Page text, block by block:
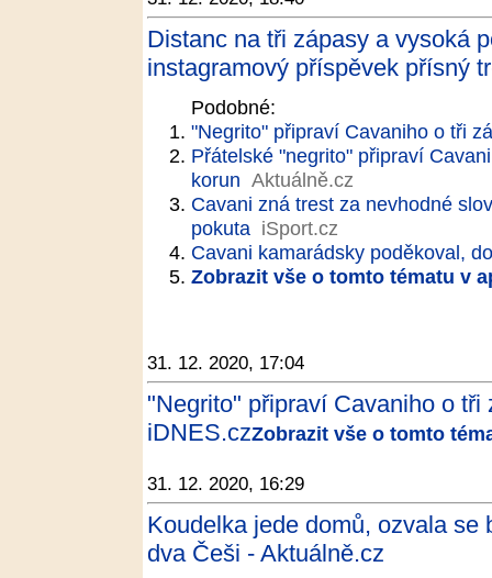
Distanc na tři zápasy a vysoká
instagramový příspěvek přísný
Podobné:
"Negrito" připraví Cavaniho o tři
Přátelské "negrito" připraví
korun Aktuálně.cz
Cavani zná trest za nevhodné
pokuta iSport.cz
Cavani kamarádsky poděkoval,
Zobrazit vše o tomto tématu v
31. 12. 2020, 17:04
"Negrito" připraví Cavaniho o
iDNES.czZobrazit vše o tomto
31. 12. 2020, 16:29
Koudelka jede domů, ozvala se
dva Češi - Aktuálně.cz